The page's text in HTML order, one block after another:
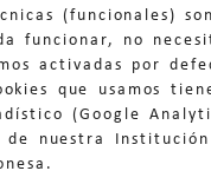
(funcionales)
funcionar, no
activadas por
que usamos
(Google
de nuestra
general:
900 210 210